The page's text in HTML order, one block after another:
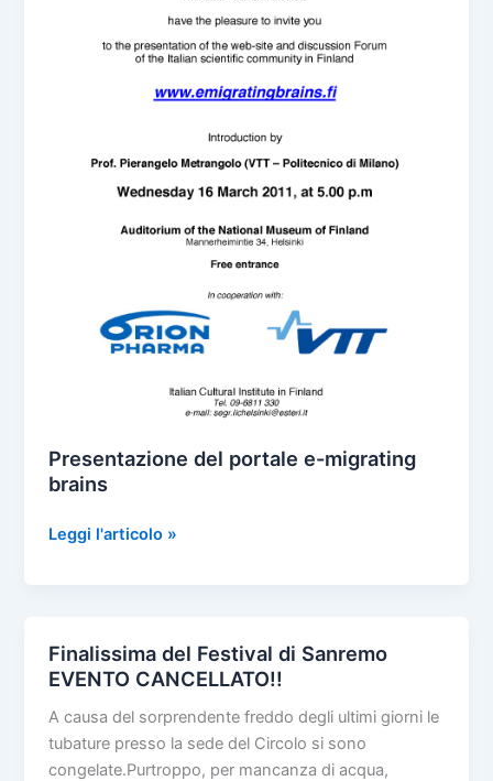
Presentazione del portale e-migrating
brains
Presentazione
brains
Leggi l'articolo »
Finalissima del Festival di Sanremo
EVENTO CANCELLATO!!
A causa del sorprendente freddo degli ultimi giorni le
tubature presso la sede del Circolo si sono
congelate.Purtroppo, per mancanza di acqua,